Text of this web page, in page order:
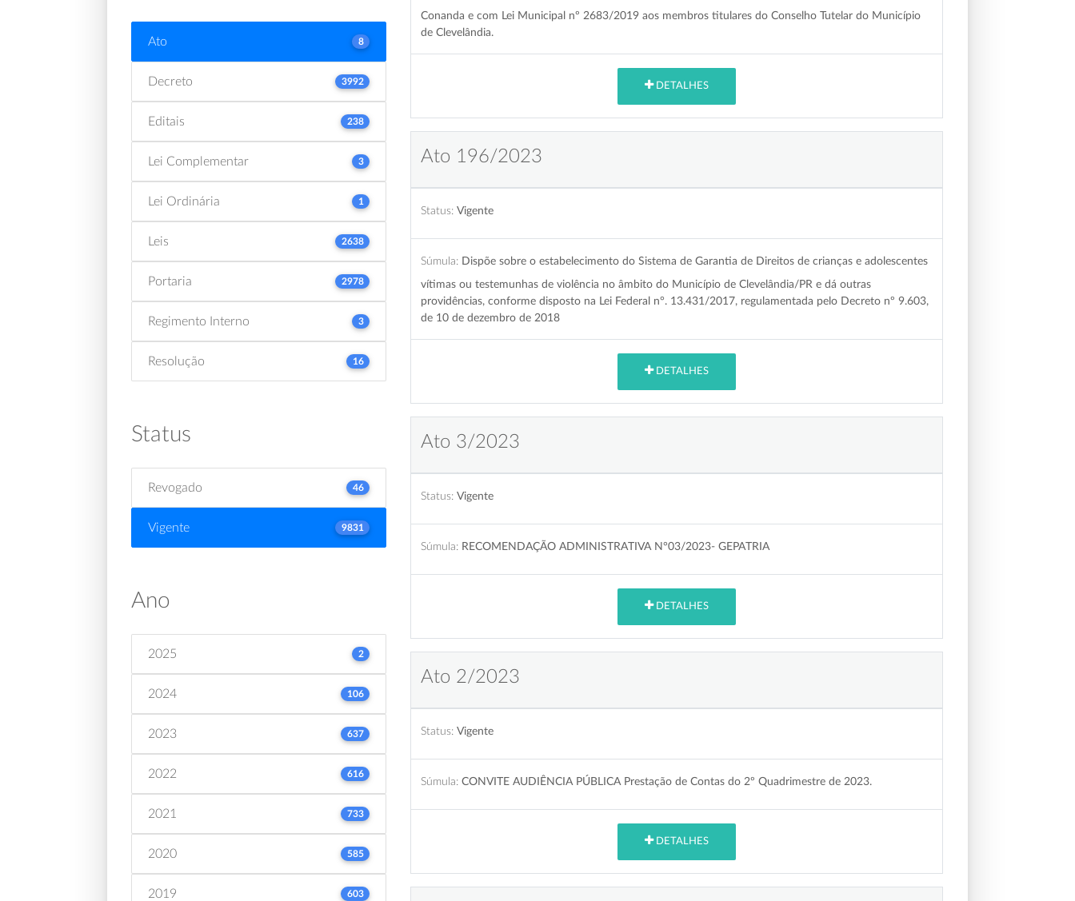
Ato 8
Decreto 3992
Editais 238
Lei Complementar 3
Lei Ordinária 1
Leis 2638
Portaria 2978
Regimento Interno 3
Resolução 16
Status
Revogado 46
Vigente 9831
Ano
2025 2
2024 106
2023 637
2022 616
2021 733
2020 585
2019 603
Conanda e com Lei Municipal nº 2683/2019 aos membros titulares do Conselho Tutelar do Município
de Clevelândia.
DETALHES
Ato 196/2023
Status: Vigente
Súmula: Dispõe sobre o estabelecimento do Sistema de Garantia de Direitos de crianças e adolescentes
vítimas ou testemunhas de violência no âmbito do Município de Clevelândia/PR e dá outras
providências, conforme disposto na Lei Federal n°. 13.431/2017, regulamentada pelo Decreto nº 9.603,
de 10 de dezembro de 2018
DETALHES
Ato 3/2023
Status: Vigente
Súmula: RECOMENDAÇÃO ADMINISTRATIVA N°03/2023- GEPATRIA
DETALHES
Ato 2/2023
Status: Vigente
Súmula: CONVITE AUDIÊNCIA PÚBLICA Prestação de Contas do 2º Quadrimestre de 2023.
DETALHES